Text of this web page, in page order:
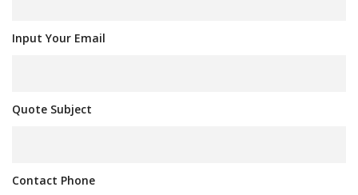
Input Your Email
Quote Subject
Contact Phone